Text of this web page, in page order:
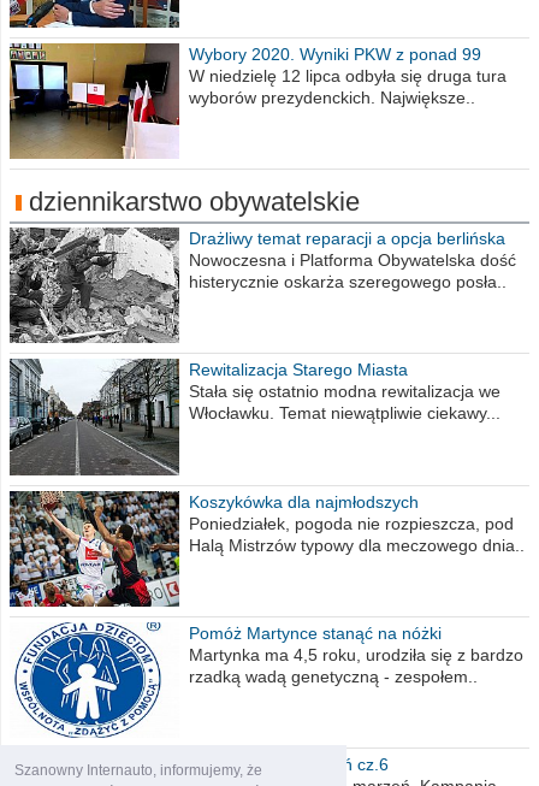
Szanowny Internauto, informujemy, że
Wybory 2020. Wyniki PKW z ponad 99
procent obwodów
W niedzielę 12 lipca odbyła się druga tura
wyborów prezydenckich. Największe..
dziennikarstwo obywatelskie
Drażliwy temat reparacji a opcja berlińska
Nowoczesna i Platforma Obywatelska dość
histerycznie oskarża szeregowego posła..
Rewitalizacja Starego Miasta
Stała się ostatnio modna rewitalizacja we
Włocławku. Temat niewątpliwie ciekawy...
Koszykówka dla najmłodszych
Poniedziałek, pogoda nie rozpieszcza, pod
Halą Mistrzów typowy dla meczowego dnia..
Pomóż Martynce stanąć na nóżki
Martynka ma 4,5 roku, urodziła się z bardzo
rzadką wadą genetyczną - zespołem..
Polska moich marzeń cz.6